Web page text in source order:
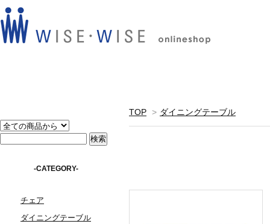
TOP > ダイニングテーブル
-CATEGORY-
チェア
ダイニングテーブル